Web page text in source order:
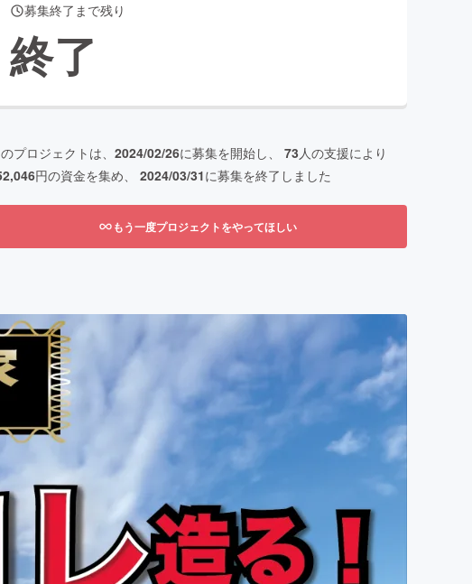
募集終了まで残り
終了
プロジェクトは、 2024/02/26に募集を開始し、 73人の支援により
円の資金を集め、 2024/03/31に募集を終了しました
もう一度プロジェクトをやってほしい